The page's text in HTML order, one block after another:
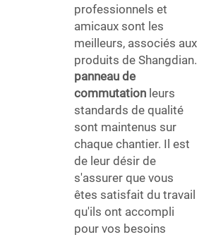
professionnels et
amicaux sont les
meilleurs, associés aux
produits de Shangdian.
panneau de
commutation leurs
standards de qualité
sont maintenus sur
chaque chantier. Il est
de leur désir de
s'assurer que vous
êtes satisfait du travail
qu'ils ont accompli
pour vos besoins